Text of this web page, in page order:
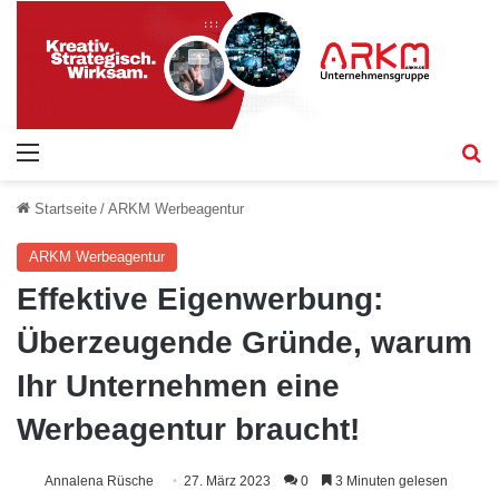
Startseite / ARKM Werbeagentur
ARKM Werbeagentur
Effektive Eigenwerbung:
Überzeugende Gründe, warum
Ihr Unternehmen eine
Werbeagentur braucht!
Annalena Rüsche 27. März 2023 0 3 Minuten gelesen